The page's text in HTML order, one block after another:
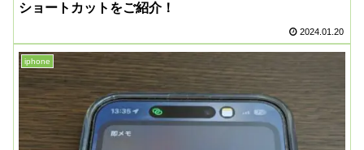
ショートカットをご紹介！
2024.01.20
iphone